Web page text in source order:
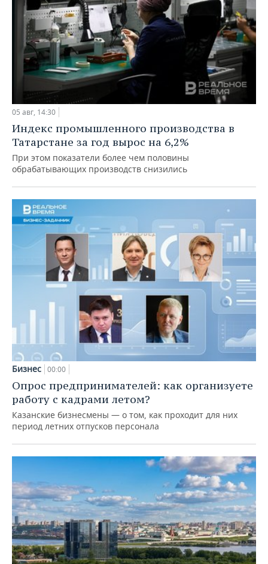
05 авг, 14:30
Индекс промышленного производства в
Татарстане за год вырос на 6,2%
При этом показатели более чем половины
обрабатывающих производств снизились
Бизнес 00:00
Опрос предпринимателей: как организуете
работу с кадрами летом?
Казанские бизнесмены — о том, как проходит для них
период летних отпусков персонала